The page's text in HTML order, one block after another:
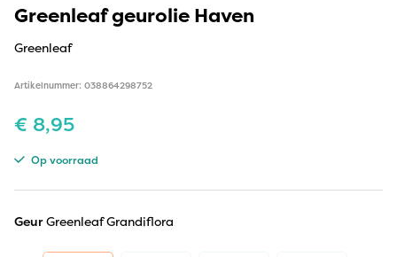
Greenleaf geurolie Haven
Greenleaf
Artikelnummer: 038864298752
€ 8,95
Op voorraad
GeurGreenleaf Grandiflora